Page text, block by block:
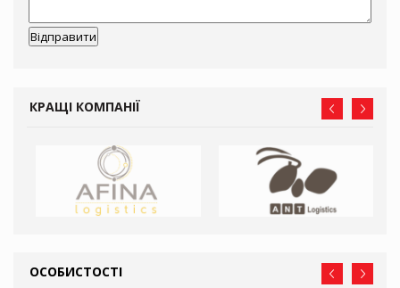
КРАЩІ КОМПАНІЇ
ОСОБИСТОСТІ